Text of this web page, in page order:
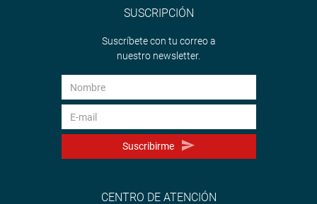
SUSCRIPCIÓN
Suscríbete con tu correo a
nuestro newsletter.
Suscribirme
CENTRO DE ATENCIÓN